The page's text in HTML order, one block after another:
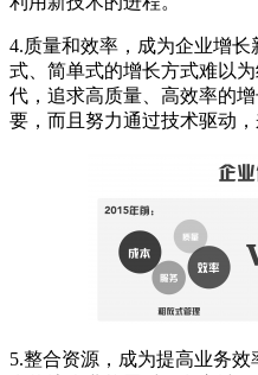
4.质量和效率，成为企业增
式、简单式的增长方式难以
代，追求高质量、高效率的
要，而且努力通过技术驱动
5.整合资源，成为提高业务